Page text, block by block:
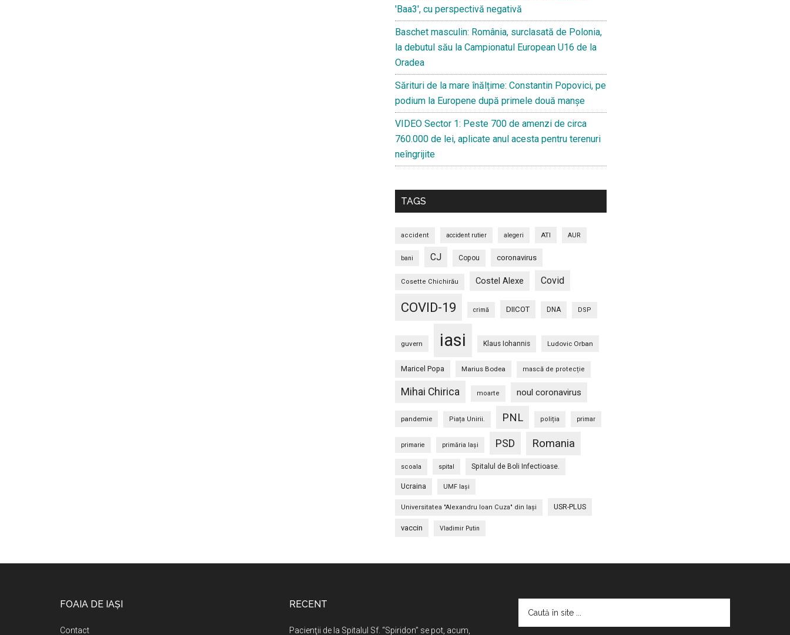
'Baa3', cu perspectivă negativă
Baschet masculin: România, surclasată de Polonia,
la debutul său la Campionatul European U16 de la
Oradea
Sărituri de la mare înălțime: Constantin Popovici, pe
podium la Europene după primele două manșe
VIDEO Sector 1: Peste 700 de amenzi de circa
760.000 de lei, aplicate anul acesta pentru terenuri
neîngrijite
TAGS
accident accident rutier alegeri ATI AUR
bani CJ Copou coronavirus
Cosette Chichirău Costel Alexe Covid
COVID-19 crimă DIICOT DNA DSP
guvern iasi Klaus Iohannis Ludovic Orban
Maricel Popa Marius Bodea mască de protecție
Mihai Chirica moarte noul coronavirus
pandemie Piața Unirii. PNL poliția primar
primarie primăria Iași PSD Romania
scoala spital Spitalul de Boli Infectioase.
Ucraina UMF Iași
Universitatea "Alexandru Ioan Cuza" din Iaşi USR-PLUS
vaccin Vladimir Putin
FOAIA DE IAȘI
Contact
RECENT
Pacienţii de la Spitalul Sf. “Spiridon” se pot, acum,